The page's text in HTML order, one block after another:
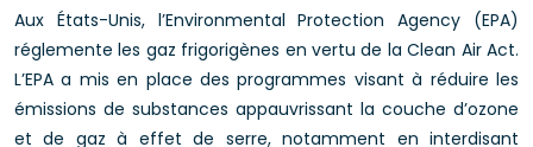
Aux États-Unis, l’Environmental Protection Agency (EPA)
réglemente les gaz frigorigènes en vertu de la Clean Air Act.
L’EPA a mis en place des programmes visant à réduire les
émissions de substances appauvrissant la couche d’ozone
et de gaz à effet de serre, notamment en interdisant